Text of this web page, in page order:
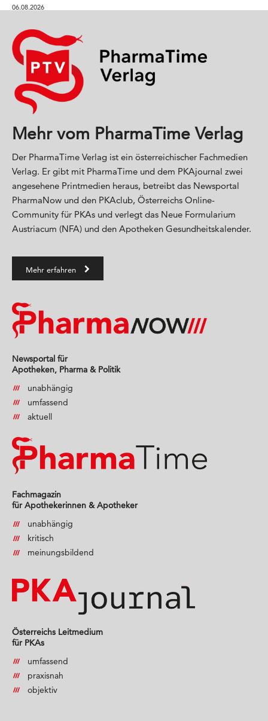
06.08.2026
Mehr vom PharmaTime Verlag
Der PharmaTime Verlag ist ein österreichischer Fachmedien
Verlag. Er gibt mit PharmaTime und dem PKAjournal zwei
angesehene Printmedien heraus, betreibt das Newsportal
PharmaNow und den PKAclub, Österreichs Online-
Community für PKAs und verlegt das Neue Formularium
Austriacum (NFA) und den Apotheken Gesundheitskalender.
Mehr erfahren
Newsportal für
Apotheken, Pharma & Politik
unabhängig
umfassend
aktuell
Fachmagazin
für Apothekerinnen & Apotheker
unabhängig
kritisch
meinungsbildend
Österreichs Leitmedium
für PKAs
umfassend
praxisnah
objektiv